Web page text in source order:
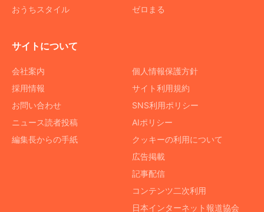
おうちスタイル
ゼロまる
サイトについて
会社案内
採用情報
お問い合わせ
ニュース読者投稿
編集長からの手紙
個人情報保護方針
サイト利用規約
SNS利用ポリシー
AIポリシー
クッキーの利用について
広告掲載
記事配信
コンテンツ二次利用
日本インターネット報道協会